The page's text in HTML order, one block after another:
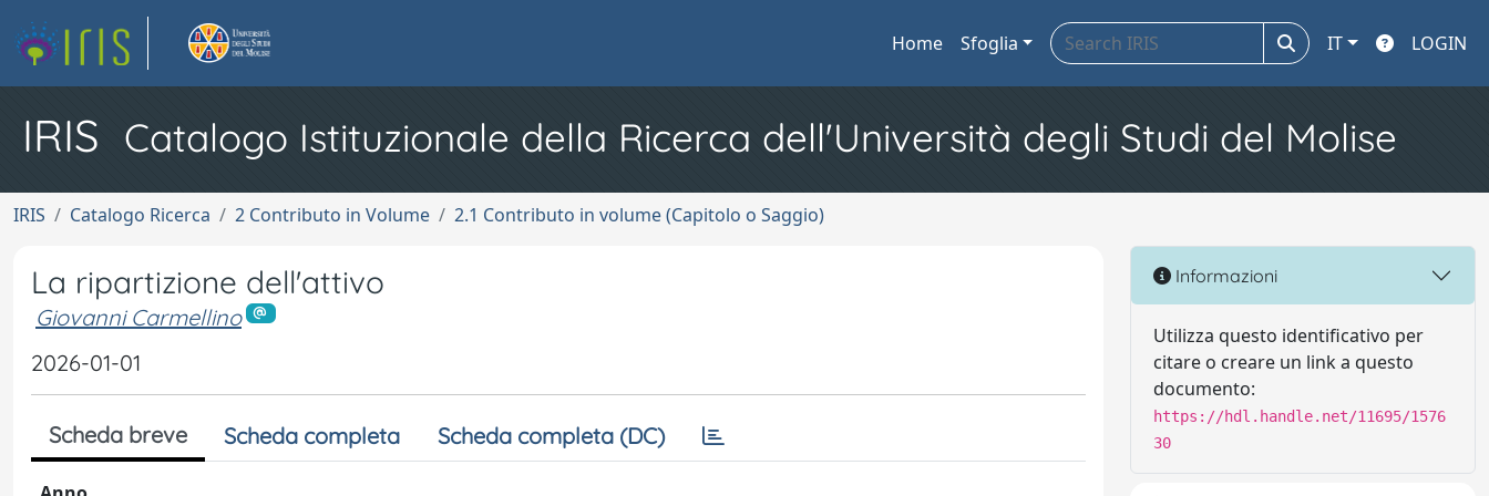
Home Sfoglia IT LOGIN
IRIS Catalogo Istituzionale della Ricerca dell'Università degli Studi del Molise
IRIS Catalogo Ricerca 2 Contributo in Volume 2.1 Contributo in volume (Capitolo o Saggio)
La ripartizione dell'attivo
Giovanni Carmellino
2026-01-01
Scheda breve Scheda completa Scheda completa (DC)
Informazioni
Utilizza questo identificativo per
citare o creare un link a questo
documento:
https://hdl.handle.net/11695/1576
30